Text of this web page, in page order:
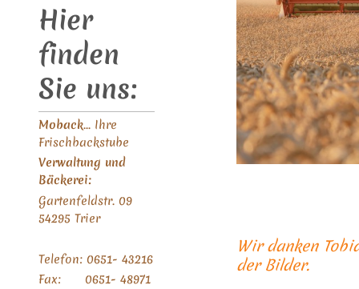
Hier
finden
Sie uns:
Moback... Ihre
Frischbackstube
Verwaltung und
Bäckerei:
Gartenfeldstr. 09
54295 Trier
Telefon: 0651- 43216
Fax: 0651- 48971
Wir danken
der Bilder.